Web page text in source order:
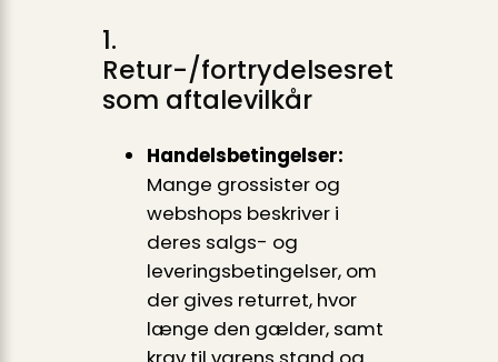
1.
Retur-/fortrydelsesret
som aftalevilkår
Handelsbetingelser:
Mange grossister og
webshops beskriver i
deres salgs- og
leveringsbetingelser, om
der gives returret, hvor
længe den gælder, samt